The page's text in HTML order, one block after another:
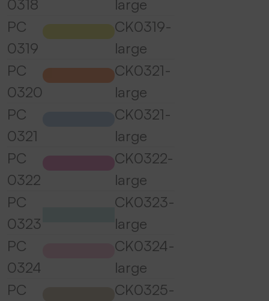
0318
large
PC
0319
CK0319-
large
PC
0320
CK0321-
large
PC
0321
CK0321-
large
PC
0322
CK0322-
large
PC
0323
CK0323-
large
PC
0324
CK0324-
large
PC
CK0325-